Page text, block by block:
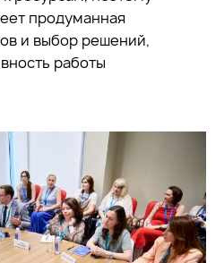
продуманная
и выбор решений,
работы